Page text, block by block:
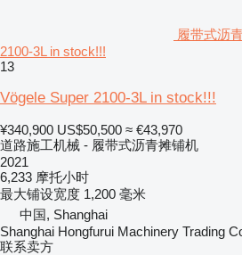
履带式沥
2100-3L in stock!!!
13
Vögele Super 2100-3L in stock!!!
¥340,900 US$50,500 ≈ €43,970
道路施工机械 - 履带式沥青摊铺机
2021
6,233 摩托小时
最大铺设宽度 1,200 毫米
中国, Shanghai
Shanghai Hongfurui Machinery Trading
联系卖方